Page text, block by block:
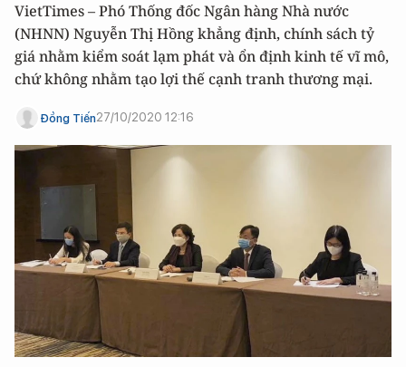
VietTimes – Phó Thống đốc Ngân hàng Nhà nước
(NHNN) Nguyễn Thị Hồng khẳng định, chính sách tỷ
giá nhằm kiểm soát lạm phát và ổn định kinh tế vĩ mô,
chứ không nhằm tạo lợi thế cạnh tranh thương mại.
Đồng Tiến27/10/2020 12:16